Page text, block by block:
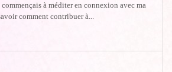
à méditer en connexion avec ma
comment contribuer à...